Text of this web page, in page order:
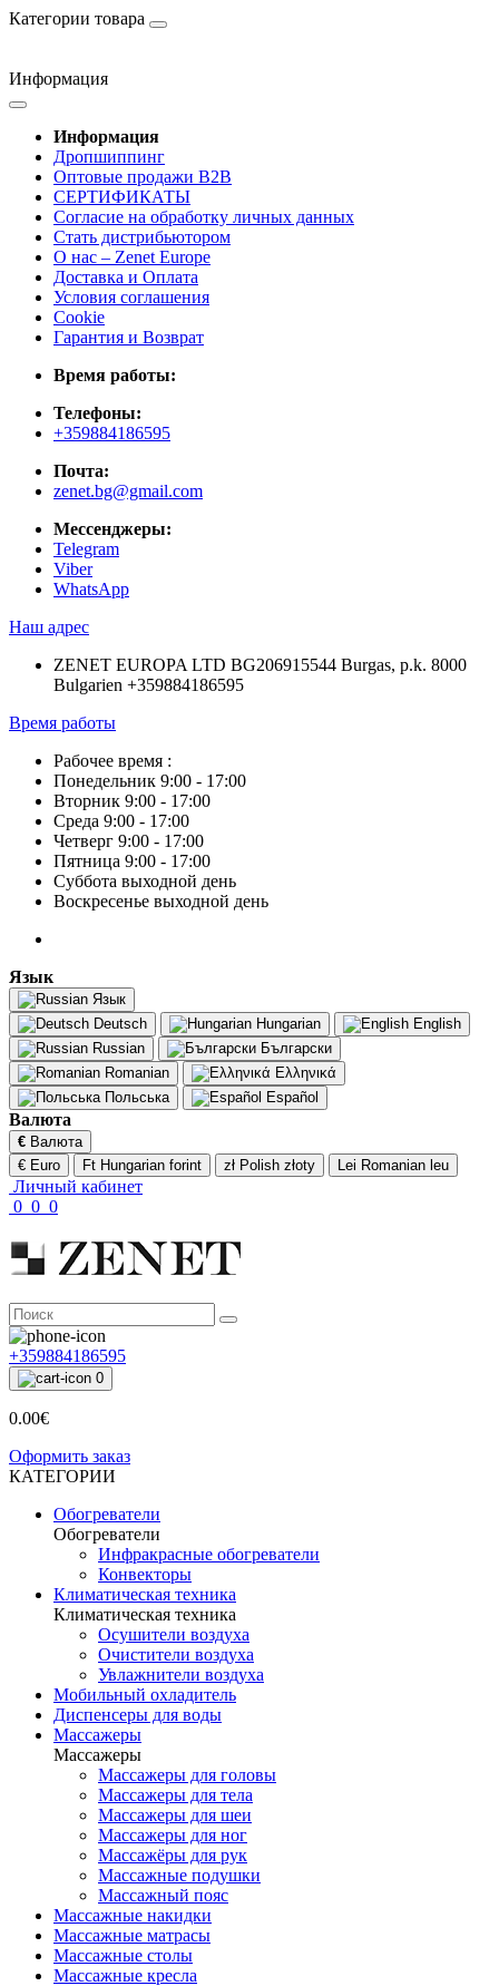
Категории товара
Информация
Информация
Дропшиппинг
Оптовые продажи B2B
СЕРТИФИКАТЫ
Согласие на обработку личных данных
Стать дистрибьютором
О нас – Zenet Europe
Доставка и Оплата
Условия соглашения
Cookie
Гарантия и Возврат
Время работы:
Телефоны:
+359884186595
Почта:
zenet.bg@gmail.com
Мессенджеры:
Telegram
Viber
WhatsApp
Наш адрес
ZENET EUROPA LTD BG206915544 Burgas, p.k. 8000
Bulgarien +359884186595
Время работы
Рабочее время :
Понедельник 9:00 - 17:00
Вторник 9:00 - 17:00
Среда 9:00 - 17:00
Четверг 9:00 - 17:00
Пятница 9:00 - 17:00
Суббота выходной день
Воскресенье выходной день
Язык
Язык
Deutsch
Hungarian
English
Russian
Български
Romanian
Ελληνικά
Польська
Español
Валюта
€ Валюта
€ Euro
Ft Hungarian forint zł Polish złoty Lei Romanian leu
Личный кабинет
0 0 0
+359884186595
0
0.00€
Оформить заказ
КАТЕГОРИИ
Обогреватели
Обогреватели
Инфракрасные обогреватели
Конвекторы
Климатическая техника
Климатическая техника
Осушители воздуха
Очистители воздуха
Увлажнители воздуха
Мобильный охладитель
Диспенсеры для воды
Массажеры
Массажеры
Массажеры для головы
Массажеры для тела
Массажеры для шеи
Массажеры для ног
Массажёры для рук
Массажные подушки
Массажный пояс
Массажные накидки
Массажные матрасы
Массажные столы
Массажные кресла